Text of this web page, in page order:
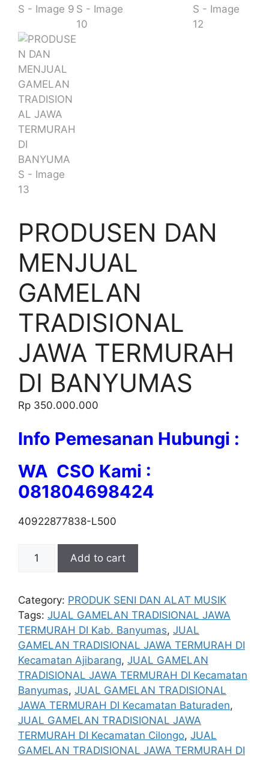
PRODUSEN DAN
MENJUAL
GAMELAN
TRADISIONAL
JAWA TERMURAH
DI BANYUMAS
Rp 350.000.000
Info Pemesanan Hubungi :
WA CSO Kami :
081804698424
40922877838-L500
PRODUSEN
GAMELAN
TRADISIONAL
JAWA
TERMURAH
DI
BANYUMAS
quantity
Add to cart
Category: PRODUK SENI DAN ALAT MUSIK
Tags: JUAL GAMELAN TRADISIONAL JAWA
TERMURAH DI Kab. Banyumas, JUAL
GAMELAN TRADISIONAL JAWA TERMURAH DI
Kecamatan Ajibarang, JUAL GAMELAN
TRADISIONAL JAWA TERMURAH DI Kecamatan
Banyumas, JUAL GAMELAN TRADISIONAL
JAWA TERMURAH DI Kecamatan Baturaden,
JUAL GAMELAN TRADISIONAL JAWA
TERMURAH DI Kecamatan Cilongo, JUAL
GAMELAN TRADISIONAL JAWA TERMURAH DI